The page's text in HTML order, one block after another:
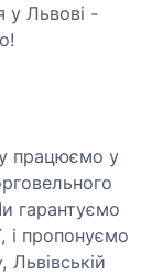
у Львові -
працюємо у
гарантуємо
і пропонуємо